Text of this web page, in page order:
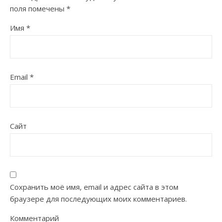
поля помечены *
Имя *
Email *
Сайт
Сохранить моё имя, email и адрес сайта в этом
браузере для последующих моих комментариев.
Комментарий